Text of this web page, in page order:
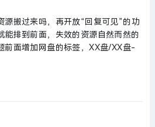
源搬过来吗，再开放“回复可见”的功
能排到前面，失效的资源自然而然的
前面增加网盘的标签，XX盘/XX盘-